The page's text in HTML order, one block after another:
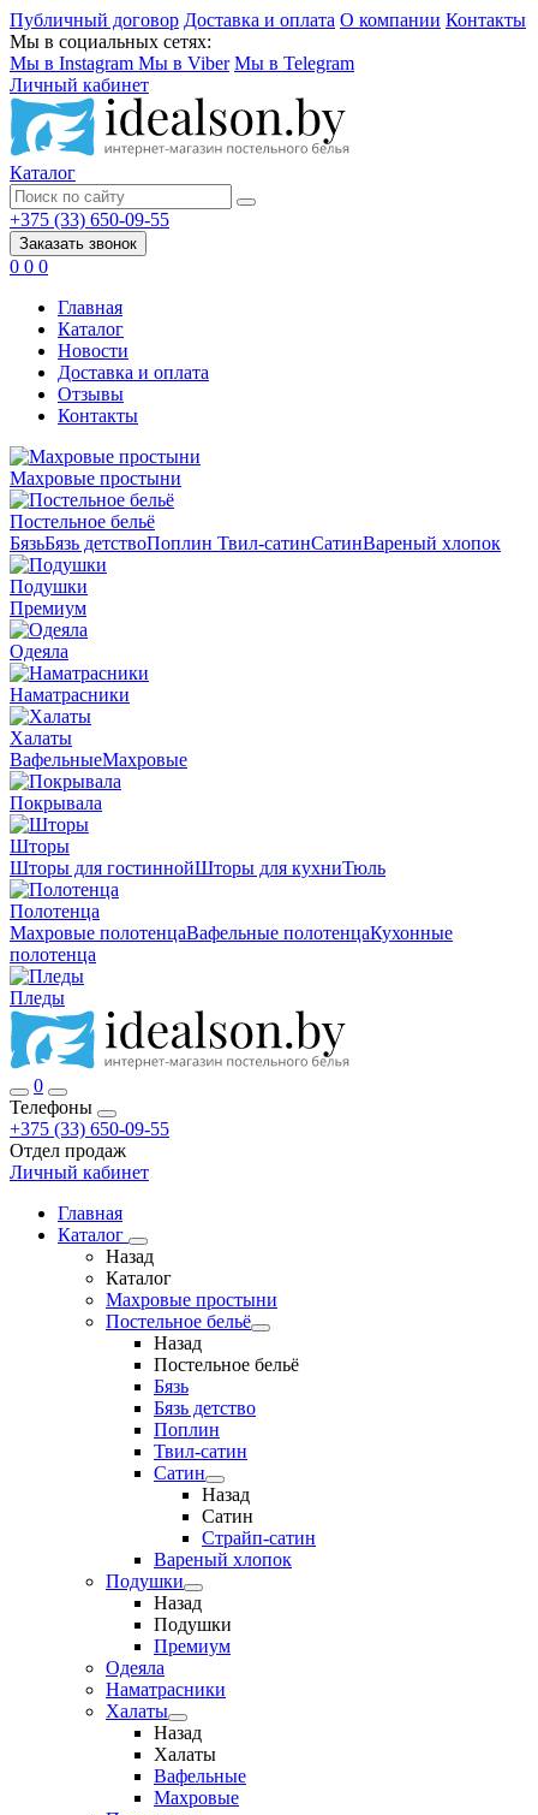
Публичный договор Доставка и оплата О компании Контакты
Мы в социальных сетях:
Мы в Instagram Мы в Viber Мы в Telegram
Личный кабинет
Каталог
+375 (33) 650-09-55
Заказать звонок
0 0 0
Главная
Каталог
Новости
Доставка и оплата
Отзывы
Контакты
Махровые простыни
Постельное бельё
БязьБязь детствоПоплин Твил-сатинСатинВареный хлопок
Подушки
Премиум
Одеяла
Наматрасники
Халаты
ВафельныеМахровые
Покрывала
Шторы
Шторы для гостиннойШторы для кухниТюль
Полотенца
Махровые полотенцаВафельные полотенцаКухонные
полотенца
Пледы
0
Телефоны
+375 (33) 650-09-55
Отдел продаж
Личный кабинет
Главная
Каталог
Назад
Каталог
Махровые простыни
Постельное бельё
Назад
Постельное бельё
Бязь
Бязь детство
Поплин
Твил-сатин
Сатин
Назад
Сатин
Страйп-сатин
Вареный хлопок
Подушки
Назад
Подушки
Премиум
Одеяла
Наматрасники
Халаты
Назад
Халаты
Вафельные
Махровые